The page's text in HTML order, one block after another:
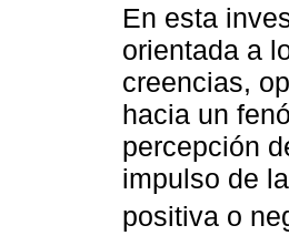
En esta
orientada a
creencias,
hacia un
percepción
impulso de
positiva o